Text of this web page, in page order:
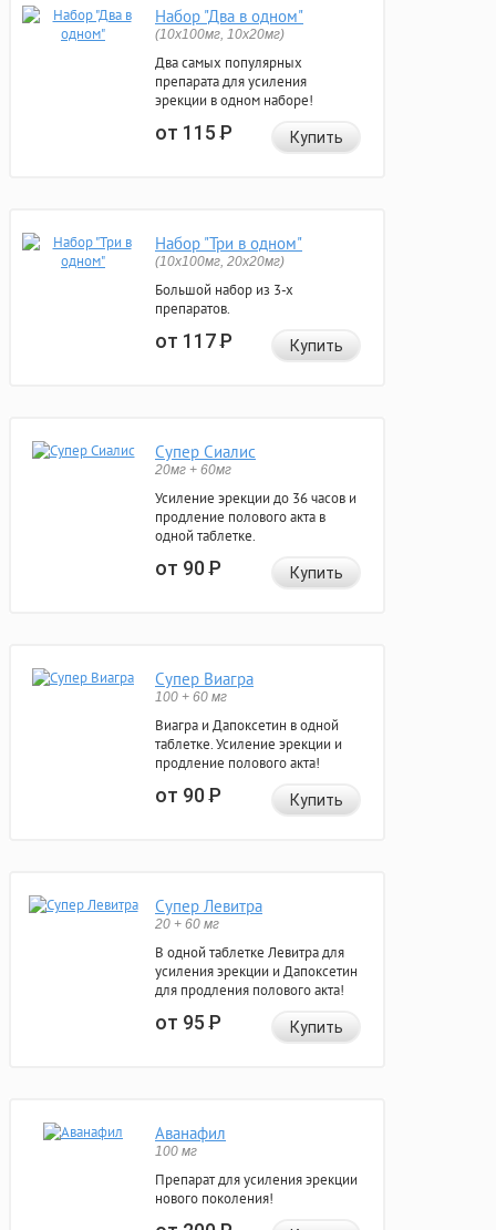
Набор "Два в одном"
(10x100мг, 10x20мг)
Два самых популярных
препарата для усиления
эрекции в одном наборе!
от 115Р Купить
Набор "Три в одном"
(10x100мг, 20x20мг)
Большой набор из 3-х
препаратов.
от 117Р Купить
Супер Сиалис
20мг + 60мг
Усиление эрекции до 36 часов и
продление полового акта в
одной таблетке.
от 90Р Купить
Супер Виагра
100 + 60 мг
Виагра и Дапоксетин в одной
таблетке. Усиление эрекции и
продление полового акта!
от 90Р Купить
Супер Левитра
20 + 60 мг
В одной таблетке Левитра для
усиления эрекции и Дапоксетин
для продления полового акта!
от 95Р Купить
Аванафил
100 мг
Препарат для усиления эрекции
нового поколения!